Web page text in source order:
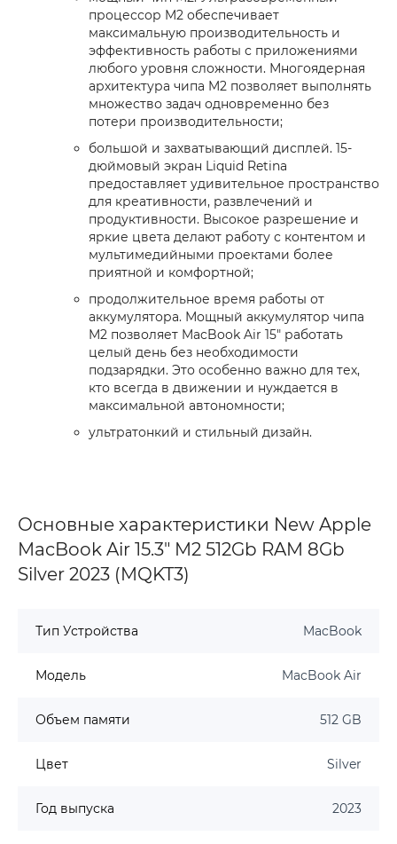
процессор M2 обеспечивает
максимальную производительность и
эффективность работы с приложениями
любого уровня сложности. Многоядерная
архитектура чипа M2 позволяет выполнять
множество задач одновременно без
потери производительности;
большой и захватывающий дисплей. 15-
дюймовый экран Liquid Retina
предоставляет удивительное пространство
для креативности, развлечений и
продуктивности. Высокое разрешение и
яркие цвета делают работу с контентом и
мультимедийными проектами более
приятной и комфортной;
продолжительное время работы от
аккумулятора. Мощный аккумулятор чипа
M2 позволяет MacBook Air 15" работать
целый день без необходимости
подзарядки. Это особенно важно для тех,
кто всегда в движении и нуждается в
максимальной автономности;
ультратонкий и стильный дизайн.
Основные характеристики New Apple
MacBook Air 15.3" M2 512Gb RAM 8Gb
Silver 2023 (MQKT3)
Тип Устройства MacBook
Модель MacBook Air
Объем памяти 512 GB
Цвет Silver
Год выпуска 2023